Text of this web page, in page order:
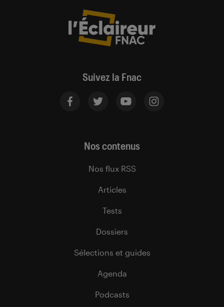
Suivez la Fnac
Nos contenus
Nos flux RSS
Articles
Tests
Dossiers
Sélections et guides
Agenda
Podcasts